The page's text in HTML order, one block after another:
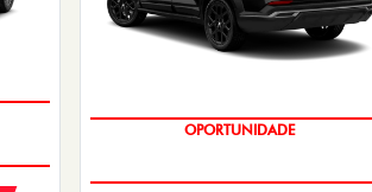
PREÇO IMPERDÍVEL